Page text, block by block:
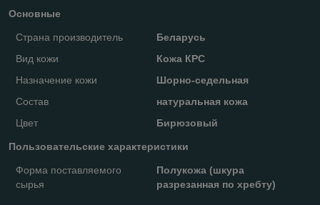
Основные
Страна производитель
Беларусь
Вид кожи
Кожа КРС
Назначение кожи
Шорно-седельная
Состав
натуральная кожа
Цвет
Бирюзовый
Пользовательские характеристики
Форма поставляемого
сырья
Полукожа (шкура
разрезанная по хребту)